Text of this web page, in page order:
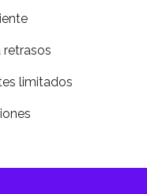
retrasos
limitados